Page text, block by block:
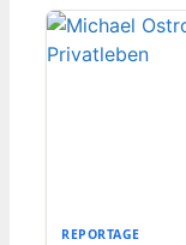
REPORTAGE